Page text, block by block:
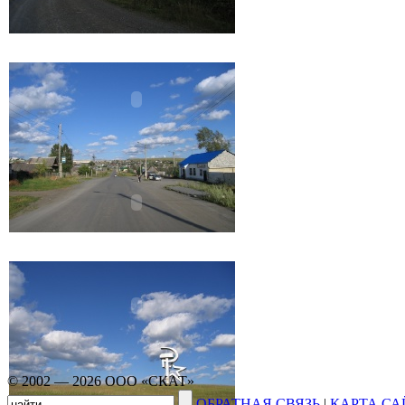
© 2002 — 2026 ООО «СКАТ»